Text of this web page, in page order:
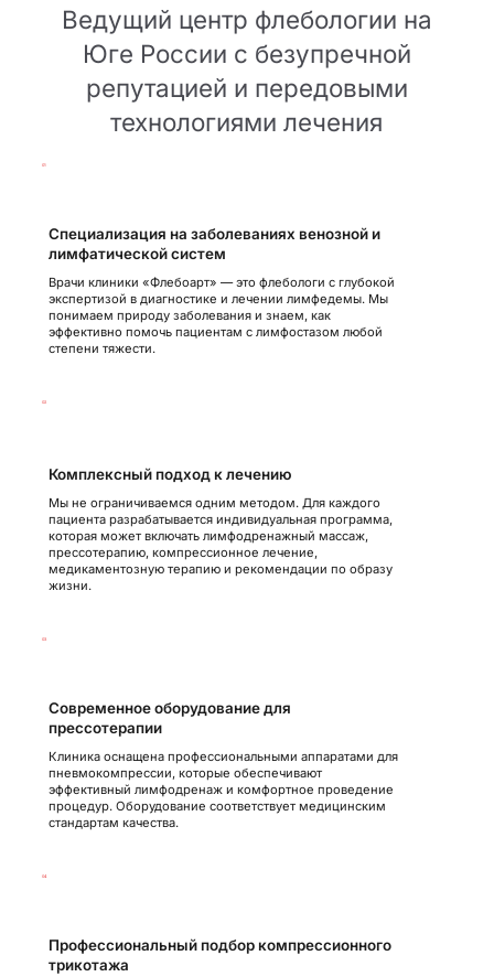
Ведущий центр флебологии на
Юге России с безупречной
репутацией и передовыми
технологиями лечения
01
Специализация на заболеваниях венозной и
лимфатической систем
Врачи клиники «Флебоарт» — это флебологи с глубокой
экспертизой в диагностике и лечении лимфедемы. Мы
понимаем природу заболевания и знаем, как
эффективно помочь пациентам с лимфостазом любой
степени тяжести.
02
Комплексный подход к лечению
Мы не ограничиваемся одним методом. Для каждого
пациента разрабатывается индивидуальная программа,
которая может включать лимфодренажный массаж,
прессотерапию, компрессионное лечение,
медикаментозную терапию и рекомендации по образу
жизни.
03
Современное оборудование для
прессотерапии
Клиника оснащена профессиональными аппаратами для
пневмокомпрессии, которые обеспечивают
эффективный лимфодренаж и комфортное проведение
процедур. Оборудование соответствует медицинским
стандартам качества.
04
Профессиональный подбор компрессионного
трикотажа